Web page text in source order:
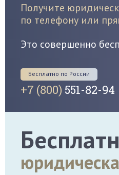
Получите
по телефону или
Это совершенно
Бесплатно по России
+7 (800) 551-82-94